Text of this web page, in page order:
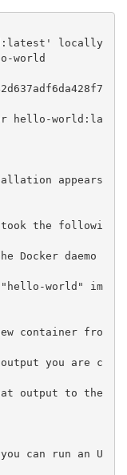
locally
world
hello-world:la
appears
took the followi
can run an U